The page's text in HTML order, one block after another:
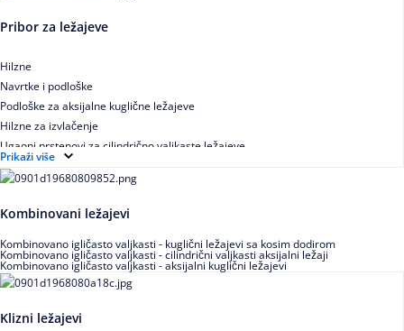
Pribor za ležajeve
Hilzne
Navrtke i podloške
Podloške za aksijalne kuglične ležajeve
Hilzne za izvlačenje
Ugaoni prstenovi za cilindrično valjkaste ležajeve
Prikaži više
Kombinovani ležajevi
Kombinovano igličasto valjkasti - kuglični ležajevi sa kosim dodirom
Kombinovano igličasto valjkasti - cilindrični valjkasti aksijalni ležaji
Kombinovano igličasto valjkasti - aksijalni kuglični ležajevi
Klizni ležajevi